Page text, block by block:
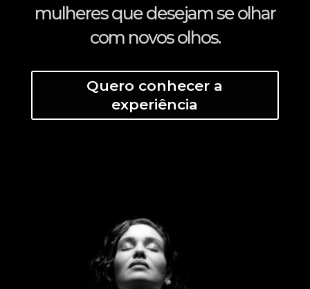
mulheres que desejam se olhar
com novos olhos.
Quero conhecer a
experiência